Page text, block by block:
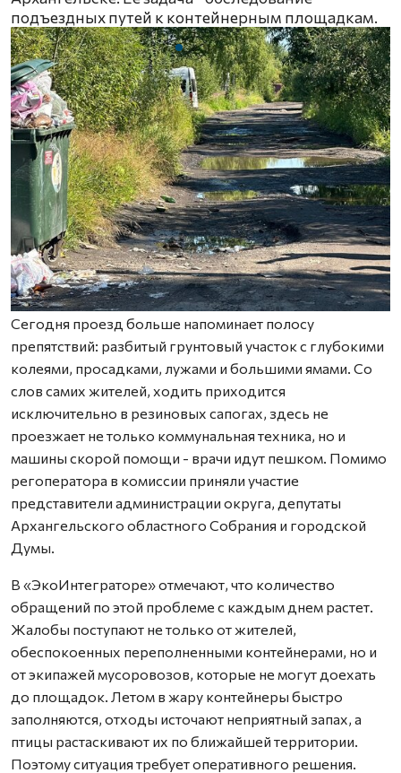
подъездных путей к контейнерным площадкам.
Сегодня проезд больше напоминает полосу
препятствий: разбитый грунтовый участок с глубокими
колеями, просадками, лужами и большими ямами. Со
слов самих жителей, ходить приходится
исключительно в резиновых сапогах, здесь не
проезжает не только коммунальная техника, но и
машины скорой помощи - врачи идут пешком. Помимо
регоператора в комиссии приняли участие
представители администрации округа, депутаты
Архангельского областного Собрания и городской
Думы.
В «ЭкоИнтеграторе» отмечают, что количество
обращений по этой проблеме с каждым днем растет.
Жалобы поступают не только от жителей,
обеспокоенных переполненными контейнерами, но и
от экипажей мусоровозов, которые не могут доехать
до площадок. Летом в жару контейнеры быстро
заполняются, отходы источают неприятный запах, а
птицы растаскивают их по ближайшей территории.
Поэтому ситуация требует оперативного решения.